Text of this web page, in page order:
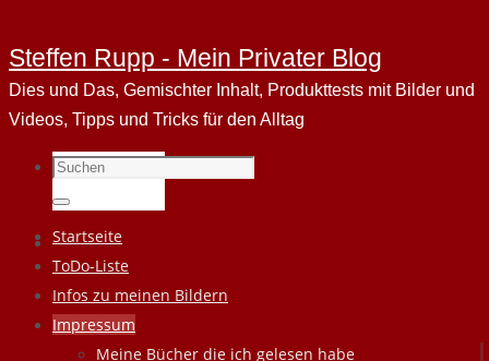
Steffen Rupp - Mein Privater Blog
Dies und Das, Gemischter Inhalt, Produkttests mit Bilder und
Videos, Tipps und Tricks für den Alltag
Suchen
nach:
Suchen
Zum
Inhalt
springen
Startseite
ToDo-Liste
Infos zu meinen Bildern
Impressum
Meine Bücher die ich gelesen habe